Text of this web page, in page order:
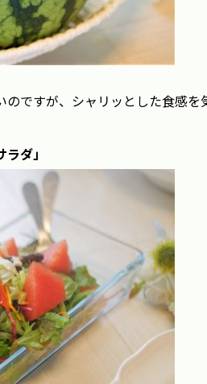
ですが、シャリッとした食感
ダ」